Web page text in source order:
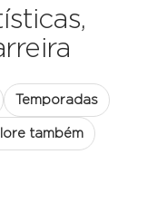
Temporadas
também